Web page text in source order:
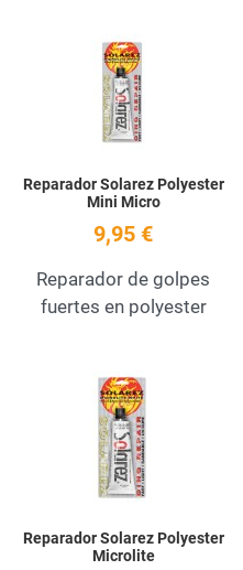
Reparador Solarez Polyester
Mini Micro
9,95 €
Reparador de golpes
fuertes en polyester
Reparador Solarez Polyester
Microlite